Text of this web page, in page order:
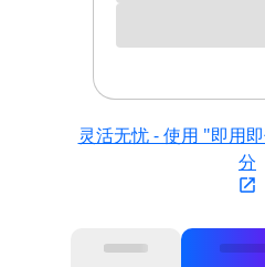
灵活无忧 - 使用 "即用
分